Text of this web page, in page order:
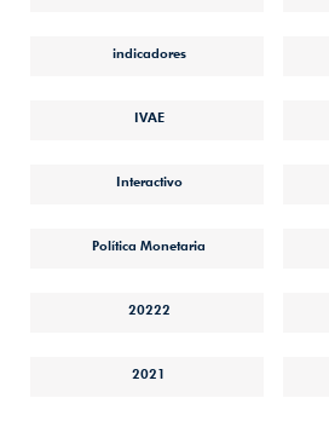
indicadores
IVAE
Interactivo
Política Monetaria
20222
2021